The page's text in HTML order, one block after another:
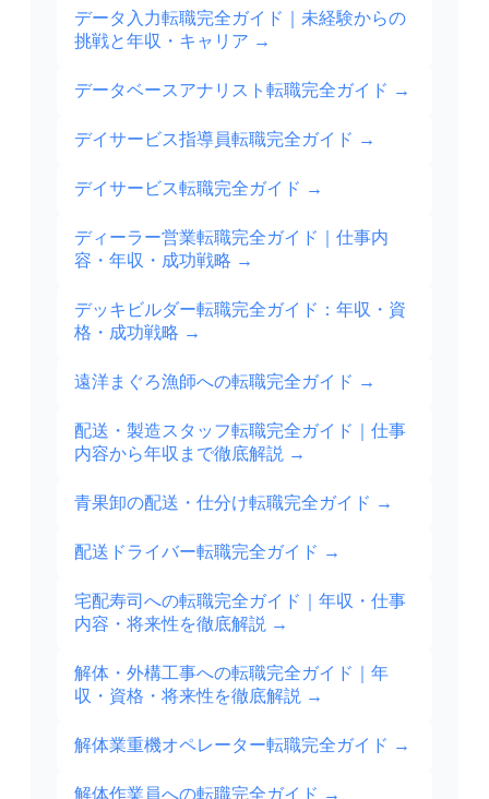
データ入力転職完全ガイド｜未経験からの
挑戦と年収・キャリア →
データベースアナリスト転職完全ガイド →
デイサービス指導員転職完全ガイド →
デイサービス転職完全ガイド →
ディーラー営業転職完全ガイド｜仕事内
容・年収・成功戦略 →
デッキビルダー転職完全ガイド：年収・資
格・成功戦略 →
遠洋まぐろ漁師への転職完全ガイド →
配送・製造スタッフ転職完全ガイド｜仕事
内容から年収まで徹底解説 →
青果卸の配送・仕分け転職完全ガイド →
配送ドライバー転職完全ガイド →
宅配寿司への転職完全ガイド｜年収・仕事
内容・将来性を徹底解説 →
解体・外構工事への転職完全ガイド｜年
収・資格・将来性を徹底解説 →
解体業重機オペレーター転職完全ガイド →
解体作業員への転職完全ガイド →